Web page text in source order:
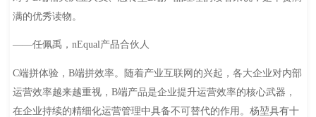
满的优秀读物。
——任佩禹，nEqual产品合伙人
C端拼体验，B端拼效率。随着产业互联网的兴起，各大企业对内部
运营效率越来越重视，B端产品是企业提升运营效率的核心武器，
在企业持续的精细化运营管理中具备不可替代的作用。杨堃具有十